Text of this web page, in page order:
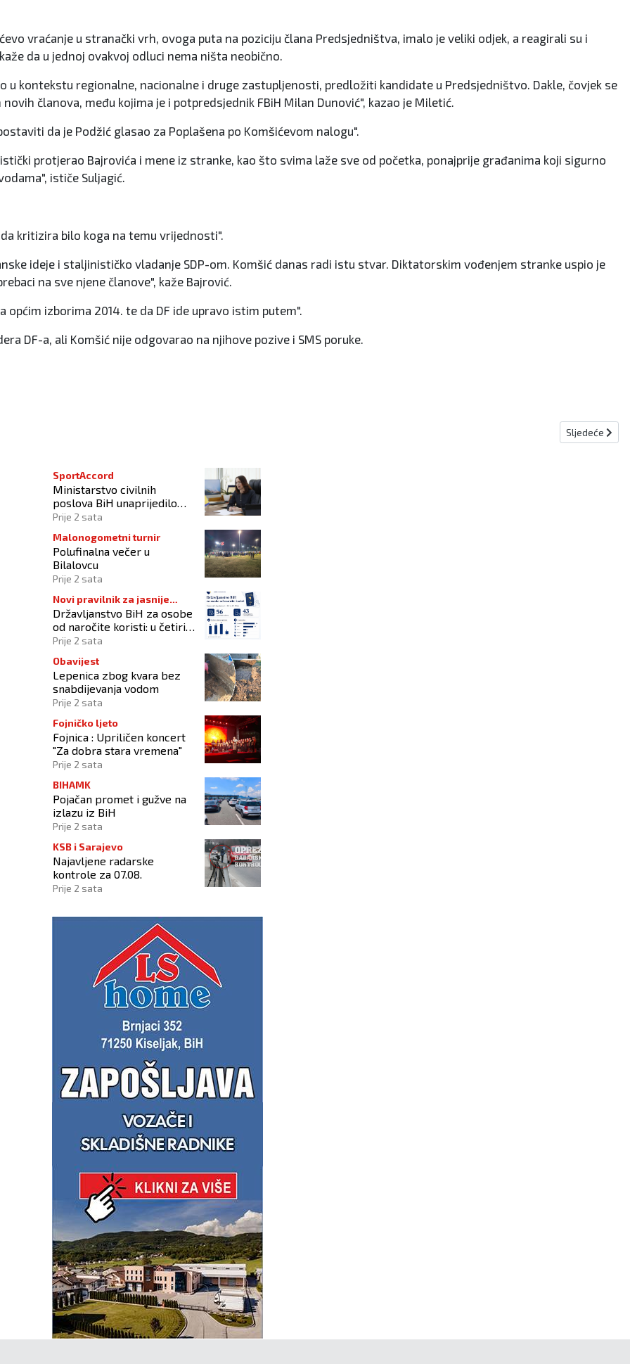
vraćanje u stranački vrh, ovoga puta na poziciju člana Predsjedništva, imalo je veliki odjek, a reagirali su i
da u jednoj ovakvoj odluci nema ništa neobično.
u kontekstu regionalne, nacionalne i druge zastupljenosti, predložiti kandidate u Predsjedništvo. Dakle, čovjek se
članova, među kojima je i potpredsjednik FBiH Milan Dunović", kazao je Miletić.
da je Podžić glasao za Poplašena po Komšićevom nalogu".
protjerao Bajrovića i mene iz stranke, kao što svima laže sve od početka, ponajprije građanima koji sigurno
ističe Suljagić.
kritizira bilo koga na temu vrijednosti".
ideje i staljinističko vladanje SDP-om. Komšić danas radi istu stvar. Diktatorskim vođenjem stranke uspio je
na sve njene članove", kaže Bajrović.
izborima 2014. te da DF ide upravo istim putem".
DF-a, ali Komšić nije odgovarao na njihove pozive i SMS poruke.
Sljedeći
Sljedeće
SportAccord
Ministarstvo civilnih
poslova BiH unaprijedilo
sustav registracije sportskih
Prije 2 sata
Malonogometni turnir
Polufinalna večer u
Bilalovcu
Prije 2 sata
Novi pravilnik za jasnije
procedure
Državljanstvo BiH za osobe
od naročite koristi: u četiri
godine odobrena 43
Prije 2 sata
Obavijest
Lepenica zbog kvara bez
snabdijevanja vodom
Prije 2 sata
Fojničko ljeto
Fojnica : Upriličen koncert
"Za dobra stara vremena"
Prije 2 sata
BIHAMK
Pojačan promet i gužve na
izlazu iz BiH
Prije 2 sata
KSB i Sarajevo
Najavljene radarske
kontrole za 07.08.
Prije 2 sata